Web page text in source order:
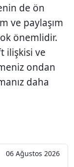
de ön
ve paylaşım
önemlidir.
ilişkisi ve
ondan
daha
06 Ağustos 2026